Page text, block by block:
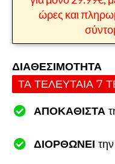
ώρες και
ΔΙΑΘΕΣΙΜΟΤΗΤΑ
ΤΑ ΤΕΛΕΥΤΑΙΑ 7
ΑΠΟΚΑΘΙΣΤΑ
ΔΙΟΡΘΩΝΕΙ